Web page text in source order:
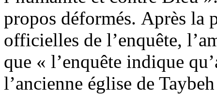
propos déformés. Après la
officielles de l’enquête,
que « l’enquête indique
l’ancienne église de Taybeh